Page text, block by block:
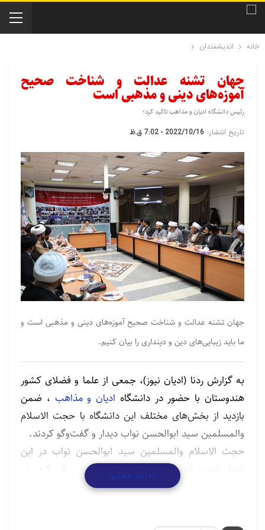
خانه اندیشمندان
جهان تشنه عدالت و شناخت صحیح
آموزه‌های دینی و مذهبی است
رئیس دانشگاه ادیان و مذاهب تاکید کرد؛
تاریخ انتشار: 2022/10/16 - 7:02 ق.ظ
جهان تشنه عدالت و شناخت صحیح آموزه‌های دینی و مذهبی است و
ما باید زیبایی‌های دین و دینداری را بیان کنیم.
به گزارش ردنا (ادیان نیوز)، جمعی از علما و فضلای کشور
هندوستان با حضور در دانشگاه ادیان و مذاهب ، ضمن
بازدید از بخش‌های مختلف این دانشگاه با حجت الاسلام
والمسلمین سید ابوالحسن نواب دیدار و گفت‌وگو کردند.
حجت الاسلام والمسلمین سید ابوالحسن نواب در این
دیدار ضمن خوشگویی به میهمانان هندی بیان کرد: در
طول تاریخ ریشه های مستحکم تاریخی،فرهنگی و دینی، دو
ادامه مطلب